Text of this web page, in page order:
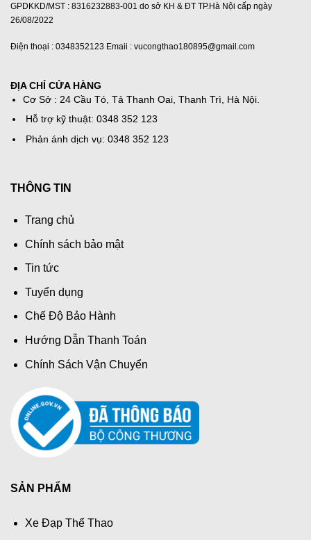
GPDKKD/MST : 8316232883-001 do sở KH & ĐT TP.Hà Nội cấp ngày
26/08/2022
Điện thoại : 0348352123 Emaii : vucongthao180895@gmail.com
ĐỊA CHỈ CỬA HÀNG
Cơ Sở : 24 Cầu Tó, Tả Thanh Oai, Thanh Trì, Hà Nội.
Hỗ trợ kỹ thuật: 0348 352 123
Phản ánh dịch vụ: 0348 352 123
THÔNG TIN
Trang chủ
Chính sách bảo mật
Tin tức
Tuyển dụng
Chế Độ Bảo Hành
Hướng Dẫn Thanh Toán
Chính Sách Vận Chuyển
SẢN PHẨM
Xe Đạp Thể Thao